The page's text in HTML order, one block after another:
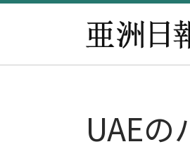
UAE